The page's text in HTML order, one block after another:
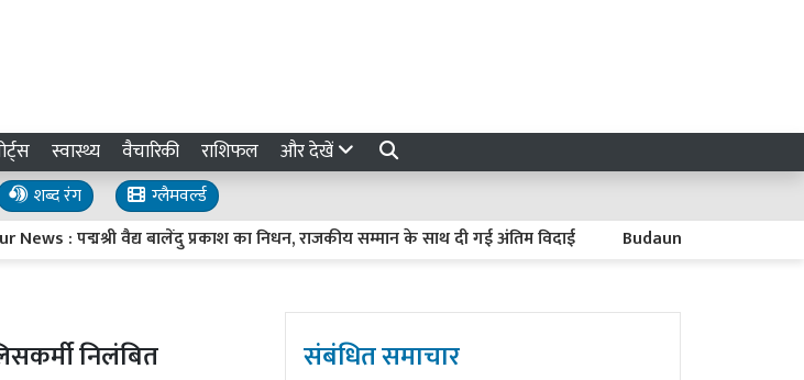
स्वास्थ्य वैचारिकी राशिफल और देखें
शब्द रंग
ग्लैमवर्ल्ड
: पद्मश्री वैद्य बालेंदु प्रकाश का निधन, राजकीय सम्मान के साथ दी गई अंतिम विदाई Budaun News : कछला गंगा
निलंबित संबंधित समाचार